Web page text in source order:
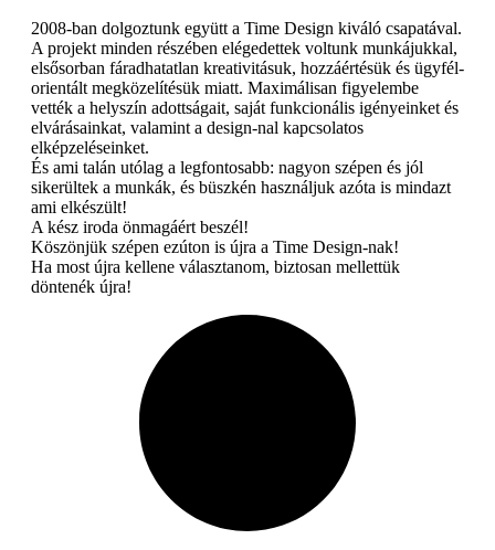
2008-ban dolgoztunk együtt a Time Design kiváló csapatával.
A projekt minden részében elégedettek voltunk munkájukkal,
elsősorban fáradhatatlan kreativitásuk, hozzáértésük és ügyfél-
orientált megközelítésük miatt. Maximálisan figyelembe
vették a helyszín adottságait, saját funkcionális igényeinket és
elvárásainkat, valamint a design-nal kapcsolatos
elképzeléseinket.
És ami talán utólag a legfontosabb: nagyon szépen és jól
sikerültek a munkák, és büszkén használjuk azóta is mindazt
ami elkészült!
A kész iroda önmagáért beszél!
Köszönjük szépen ezúton is újra a Time Design-nak!
Ha most újra kellene választanom, biztosan mellettük
döntenék újra!